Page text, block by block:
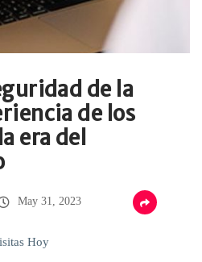
de la
de los
era del
May 31, 2023
Hoy